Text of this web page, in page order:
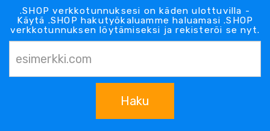
.SHOP verkkotunnuksesi on käden ulottuvilla -
Käytä .SHOP hakutyökaluamme haluamasi .SHOP
verkkotunnuksen löytämiseksi ja rekisteröi se nyt.
Haku